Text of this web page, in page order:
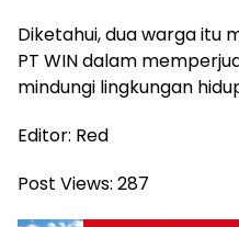
Diketahui, dua warga itu
PT WIN dalam
mindungi lingkungan
Editor: Red
Post Views: 287